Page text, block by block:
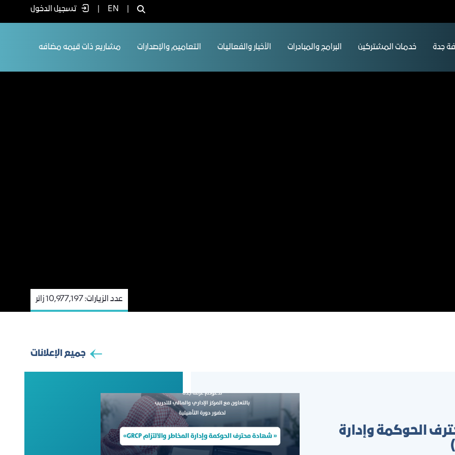
EN تسجيل الدخول
ﺟﺪة ﺧﺪﻣﺎت المشتركين البرامج والمبادرات الأخبار والفعاليات التعاميم والإصدارات مشاريع ذات قيمه مضافه
عدد الزيارات:10,977,197 زائر
جميع الإعلانات
دورة تدريبية ( أساسيات إدارة سلسلة الإمداد
والتخطيط الاستراتيجي